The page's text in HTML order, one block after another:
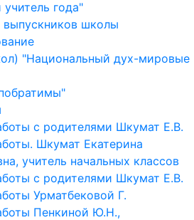
года"
школы
"Национальный дух-мировые
с родителями Шкумат Е.В.
Шкумат Екатерина
учитель начальных классов
с родителями Шкумат Е.В.
Урматбековой Г.
Пенкиной Ю.Н.,